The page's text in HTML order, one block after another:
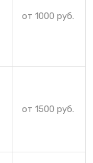
от 1000 руб.
от 1500 руб.